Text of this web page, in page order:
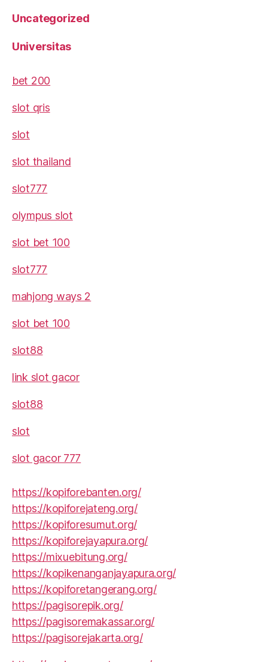
Uncategorized
Universitas
bet 200
slot qris
slot
slot thailand
slot777
olympus slot
slot bet 100
slot777
mahjong ways 2
slot bet 100
slot88
link slot gacor
slot88
slot
slot gacor 777
https://kopiforebanten.org/
https://kopiforejateng.org/
https://kopiforesumut.org/
https://kopiforejayapura.org/
https://mixuebitung.org/
https://kopikenanganjayapura.org/
https://kopiforetangerang.org/
https://pagisorepik.org/
https://pagisoremakassar.org/
https://pagisorejakarta.org/